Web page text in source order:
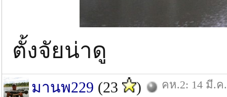
ตั้งจัยน่าดู
มานพ229 (23 ) คห.2: 14 มี.ค